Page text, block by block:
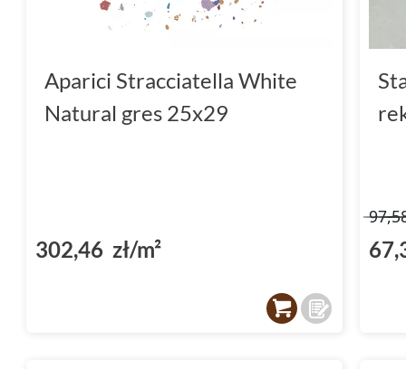
Aparici Stracciatella White
Natural gres 25x29
302,46 zł/m²